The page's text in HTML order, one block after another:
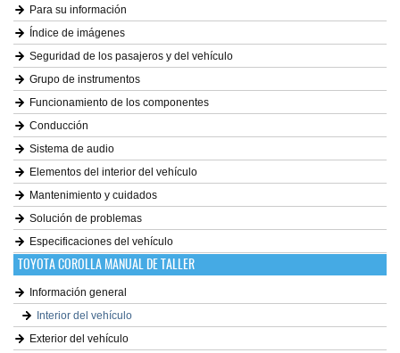
Para su información
Índice de imágenes
Seguridad de los pasajeros y del vehículo
Grupo de instrumentos
Funcionamiento de los componentes
Conducción
Sistema de audio
Elementos del interior del vehículo
Mantenimiento y cuidados
Solución de problemas
Especificaciones del vehículo
TOYOTA COROLLA MANUAL DE TALLER
Información general
Interior del vehículo
Exterior del vehículo